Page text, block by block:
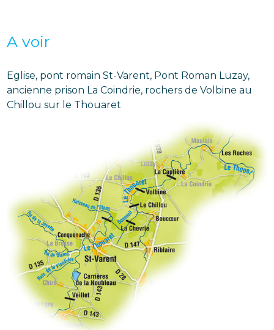
A voir
Eglise, pont romain St-Varent, Pont Roman Luzay,
ancienne prison La Coindrie, rochers de Volbine au
Chillou sur le Thouaret